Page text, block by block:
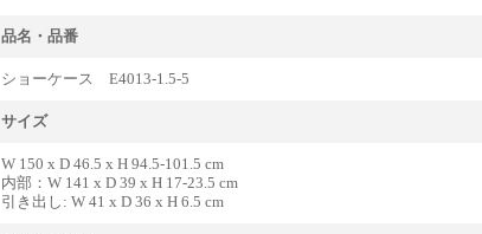
品名・品番
ショーケース E4013-1.5-5
サイズ
W 150 x D 46.5 x H 94.5-101.5 cm
内部：W 141 x D 39 x H 17-23.5 cm
引き出し: W 41 x D 36 x H 6.5 cm